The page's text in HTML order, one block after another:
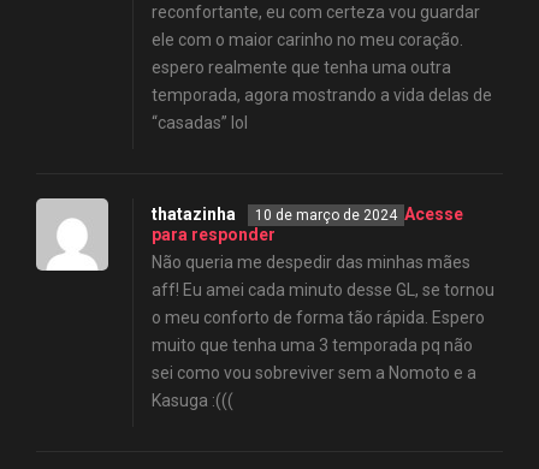
reconfortante, eu com certeza vou guardar
ele com o maior carinho no meu coração.
espero realmente que tenha uma outra
temporada, agora mostrando a vida delas de
“casadas” lol
thatazinha 10 de março de 2024 Acesse
para responder
Não queria me despedir das minhas mães
aff! Eu amei cada minuto desse GL, se tornou
o meu conforto de forma tão rápida. Espero
muito que tenha uma 3 temporada pq não
sei como vou sobreviver sem a Nomoto e a
Kasuga :(((